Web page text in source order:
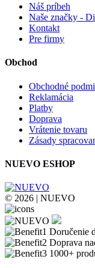
Náš príbeh
Naše značky -
Kontakt
Pre firmy
Obchod
Obchodné
Reklamácia
Platby
Doprava
Vrátenie tovaru
Zásady
NUEVO ESHOP
© 2026 | NUEVO
Doručenie
Doprava
1000+